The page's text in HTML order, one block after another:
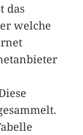
das
welche